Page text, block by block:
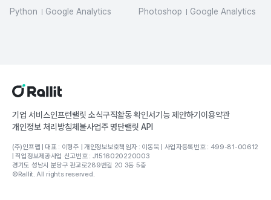
Python
Google Analytics
Photoshop
Google Analytics
기업 서비스인프런랠릿 소식구직활동 확인서기능 제안하기 이용약관
개인정보 처리방침체불사업주 명단랠릿 API
(주)인프랩 | 대표 : 이형주 | 개인정보보호책임자 : 이동욱 | 사업자등록번호 : 499-81-00612
| 직업정보제공사업 신고번호 : J1516020220003
경기도 성남시 분당구 판교로289번길 20 3동 5층
©Rallit. All rights reserved.